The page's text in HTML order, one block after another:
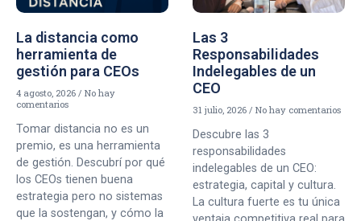
La distancia como
herramienta de
gestión para CEOs
4 agosto, 2026
No hay
comentarios
Tomar distancia no es un
premio, es una herramienta
de gestión. Descubrí por qué
los CEOs tienen buena
estrategia pero no sistemas
que la sostengan, y cómo la
Las 3
Responsabilidades
Indelegables de un
CEO
31 julio, 2026 No hay comentarios
Descubre las 3
responsabilidades
indelegables de un CEO:
estrategia, capital y cultura.
La cultura fuerte es tu única